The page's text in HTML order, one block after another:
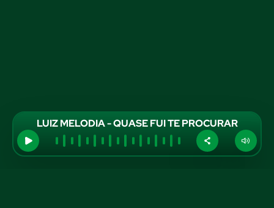
LUIZ MELODIA - QUASE FUI TE PROCURAR